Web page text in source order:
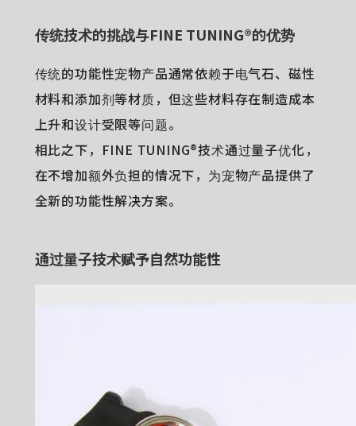
传统技术的挑战与FINE TUNING®的优势
传统的功能性宠物产品通常依赖于电气石、磁性
材料和添加剂等材质，但这些材料存在制造成本
上升和设计受限等问题。
相比之下，FINE TUNING®技术通过量子优化，
在不增加额外负担的情况下，为宠物产品提供了
全新的功能性解决方案。
通过量子技术赋予自然功能性